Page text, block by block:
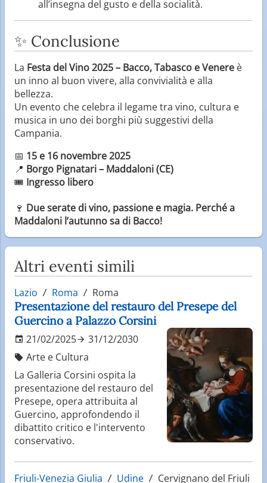
all’insegna del gusto e della socialità.
✨ Conclusione
La Festa del Vino 2025 – Bacco, Tabasco e Venere è
un inno al buon vivere, alla convivialità e alla
bellezza.
Un evento che celebra il legame tra vino, cultura e
musica in uno dei borghi più suggestivi della
Campania.
📅 15 e 16 novembre 2025
📍 Borgo Pignatari – Maddaloni (CE)
🎟️ Ingresso libero
🍷 Due serate di vino, passione e magia. Perché a
Maddaloni l’autunno sa di Bacco!
Altri eventi simili
Lazio Roma Roma
Presentazione del restauro del Presepe del
Guercino a Palazzo Corsini
21/02/2025
31/12/2030
Arte e Cultura
La Galleria Corsini ospita la
presentazione del restauro del
Presepe, opera attribuita al
Guercino, approfondendo il
dibattito critico e l'intervento
conservativo.
Friuli-Venezia Giulia Udine
Cervignano del Friuli